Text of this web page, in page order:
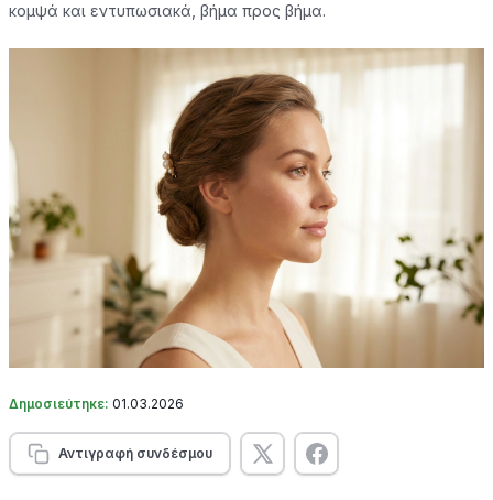
κομψά και εντυπωσιακά, βήμα προς βήμα.
Δημοσιεύτηκε: 01.03.2026
Αντιγραφή συνδέσμου